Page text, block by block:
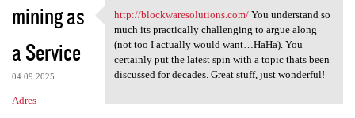
mining as
a Service
04.09.2025
Adres
http://blockwaresolutions.com
http://blockwaresolutions.com/You understand so
much its practically challenging to argue along
(not too I actually would want…HaHa). You
certainly put the latest spin with a topic thats been
discussed for decades. Great stuff, just wonderful!